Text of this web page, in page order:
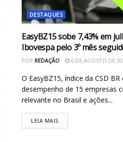
DESTAQUES
EasyBZ15 sobe 7,43% em
Ibovespa pelo 3º mês
POR REDAÇÃO 6 DE AGOSTO DE
O EasyBZ15, índice da CSD
desempenho de 15 empresas
relevante no Brasil e ações...
LEIA MAIS